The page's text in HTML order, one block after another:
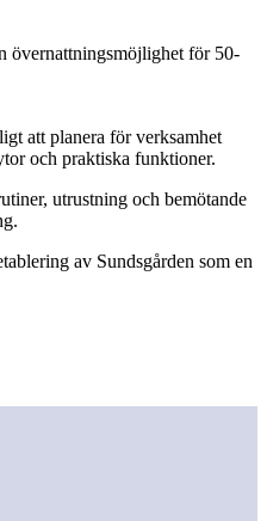
övernattningsmöjlighet för 50-
att planera för verksamhet
och praktiska funktioner.
utrustning och bemötande
av Sundsgården som en